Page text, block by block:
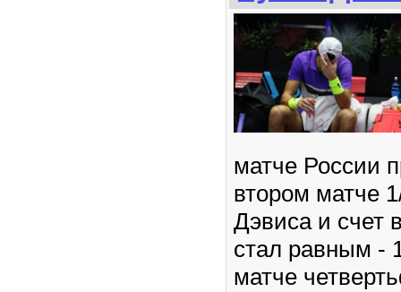
матче России
втором матче
Дэвиса и счет
стал равным -
матче